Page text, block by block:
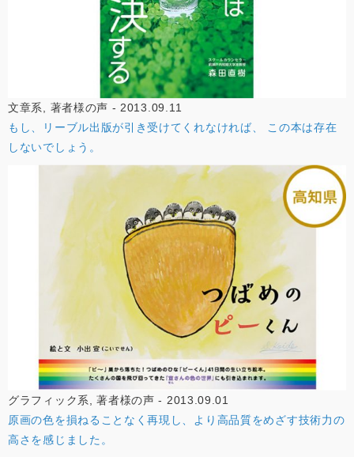
文章系, 著者様の声 - 2013.09.11
もし、リーブル出版が引き受けてくれなければ、 この本は存在
しないでしょう。
グラフィック系, 著者様の声 - 2013.09.01
原画の色を損ねることなく再現し、より高品質をめざす技術力の
高さを感じました。